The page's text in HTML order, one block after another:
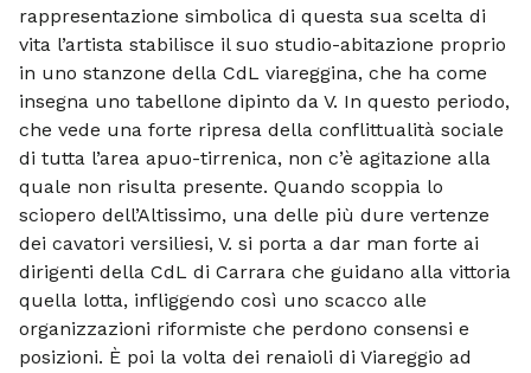
rappresentazione simbolica di questa sua scelta di
vita l’artista stabilisce il suo studio-abitazione proprio
in uno stanzone della CdL viareggina, che ha come
insegna uno tabellone dipinto da V. In questo periodo,
che vede una forte ripresa della conflittualità sociale
di tutta l’area apuo-tirrenica, non c’è agitazione alla
quale non risulta presente. Quando scoppia lo
sciopero dell’Altissimo, una delle più dure vertenze
dei cavatori versiliesi, V. si porta a dar man forte ai
dirigenti della CdL di Carrara che guidano alla vittoria
quella lotta, infliggendo così uno scacco alle
organizzazioni riformiste che perdono consensi e
posizioni. È poi la volta dei renaioli di Viareggio ad